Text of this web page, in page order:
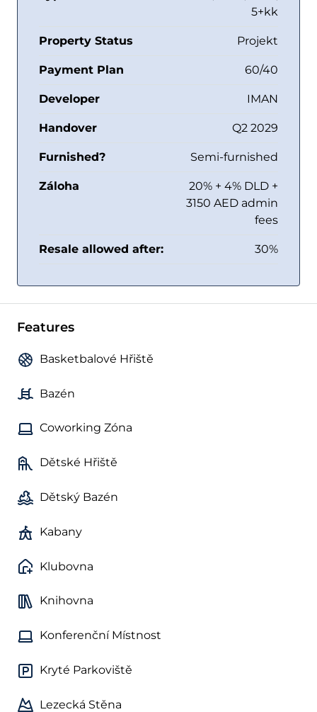
5+kk
Property Status Projekt
Payment Plan 60/40
Developer IMAN
Handover Q2 2029
Furnished? Semi-furnished
Záloha
20% + 4% DLD +
3150 AED admin
fees
Resale allowed after: 30%
Features
Basketbalové Hřiště
Bazén
Coworking Zóna
Dětské Hřiště
Dětský Bazén
Kabany
Klubovna
Knihovna
Konferenční Místnost
Kryté Parkoviště
Lezecká Stěna